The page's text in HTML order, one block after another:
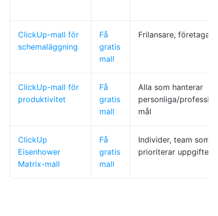
ClickUp-mall för
schemaläggning
Få
gratis
mall
Frilansare, företagare
ClickUp-mall för
produktivitet
Få
gratis
mall
Alla som hanterar
personliga/
mål
ClickUp
Eisenhower
Matrix-mall
Få
gratis
mall
Individer, team som
prioriterar uppgifter